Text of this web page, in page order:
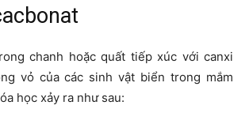
chanh hoặc quất tiếp xúc với canxi
vỏ của các sinh vật biển trong mắm
học xảy ra như sau: